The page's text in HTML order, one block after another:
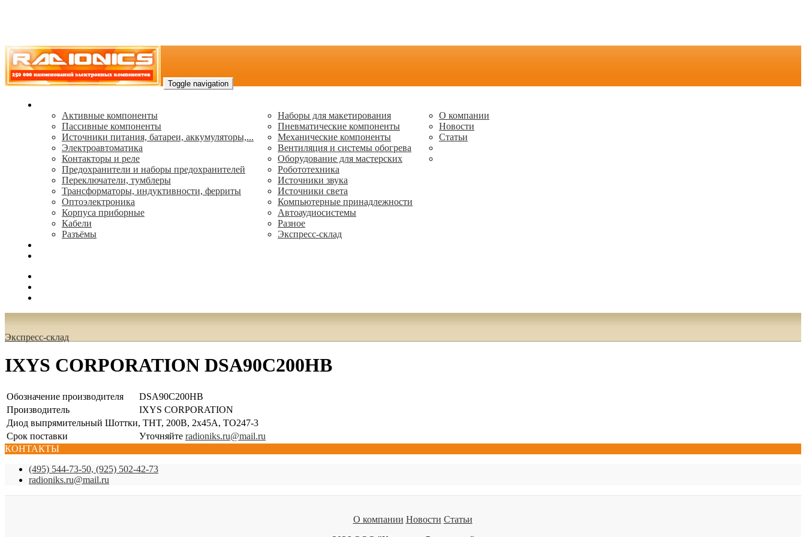
Toggle navigation
Активные компоненты
Пассивные компоненты
Источники питания, батареи, аккумуляторы,...
Электроавтоматика
Контакторы и реле
Предохранители и наборы предохранителей
Переключатели, тумблеры
Трансформаторы, индуктивности, ферриты
Oптоэлектроника
Корпуса приборные
Кабели
Разъёмы
Наборы для макетирования
Пневматические компоненты
Механические компоненты
Вентиляция и системы обогрева
Оборудование для мастерских
Робототехника
Источники звука
Источники света
Компьютерные принадлежности
Автоаудиосистемы
Разное
Экспресс-склад
О компании
Новости
Статьи
Экспресс-склад
IXYS CORPORATION DSA90C200HB
Обозначение производителя
DSA90C200HB
Производитель
IXYS CORPORATION
Диод выпрямительный Шоттки, THT, 200В, 2x45А, TO247-3
Срок поставки
Уточняйте radioniks.ru@mail.ru
КОНТАКТЫ
(495) 544-73-50, (925) 502-42-73
radioniks.ru@mail.ru
О компании Новости Статьи